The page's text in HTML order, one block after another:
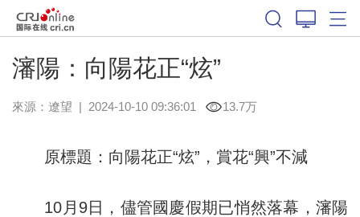
瀋陽：向陽花正“炫”
來源： 遼望 | 2024-10-10 09:36:01 13.7万
原標題：向陽花正“炫”，賞花“興”不減
10月9日，儘管國慶假期已悄然落幕，瀋陽